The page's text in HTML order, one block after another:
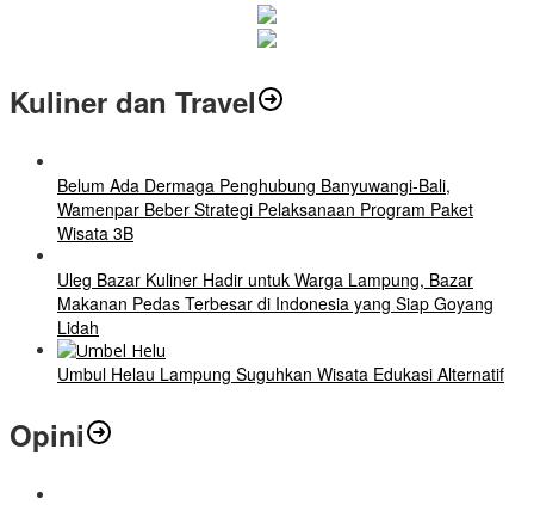
Kuliner dan Travel
Belum Ada Dermaga Penghubung Banyuwangi-Bali,
Wamenpar Beber Strategi Pelaksanaan Program Paket
Wisata 3B
Uleg Bazar Kuliner Hadir untuk Warga Lampung, Bazar
Makanan Pedas Terbesar di Indonesia yang Siap Goyang
Lidah
Umbul Helau Lampung Suguhkan Wisata Edukasi Alternatif
Opini